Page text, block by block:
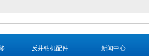
反井钻机配件 新闻中心